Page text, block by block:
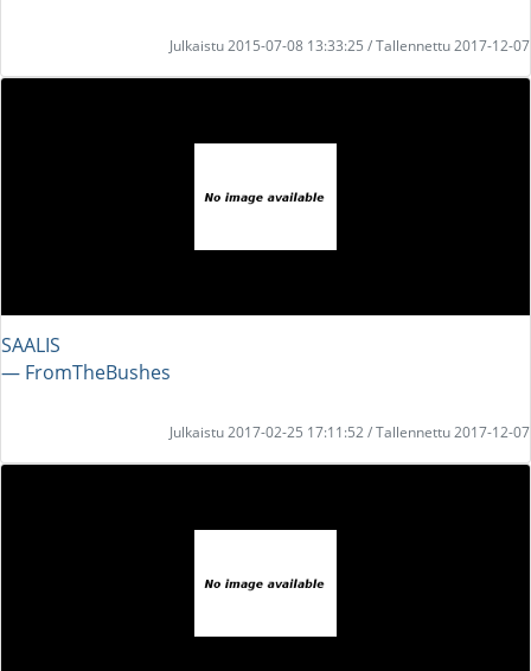
Julkaistu 2015-07-08 13:33:25 / Tallennettu 2017-12-07
SAALIS
― FromTheBushes
Julkaistu 2017-02-25 17:11:52 / Tallennettu 2017-12-07